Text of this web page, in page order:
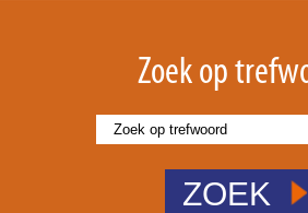
Zoek op
ZOEK